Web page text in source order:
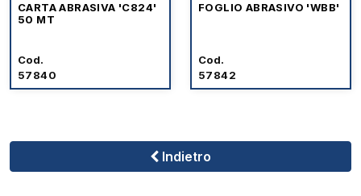
Indietro
CARTA ABRASIVA 'C824'
50 MT
Cod.
57840
FOGLIO ABRASIVO 'WBB'
Cod.
57842